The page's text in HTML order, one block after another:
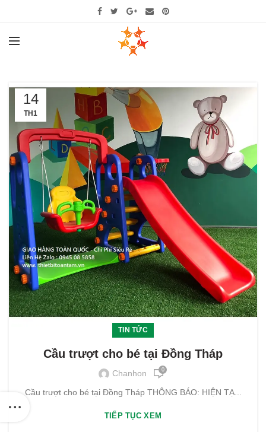
14
TH1
TIN TỨC
Cầu trượt cho bé tại Đồng Tháp
Chanhon 0
Cầu trượt cho bé tại Đồng Tháp THÔNG BÁO: HIỆN TẠ...
TIẾP TỤC XEM